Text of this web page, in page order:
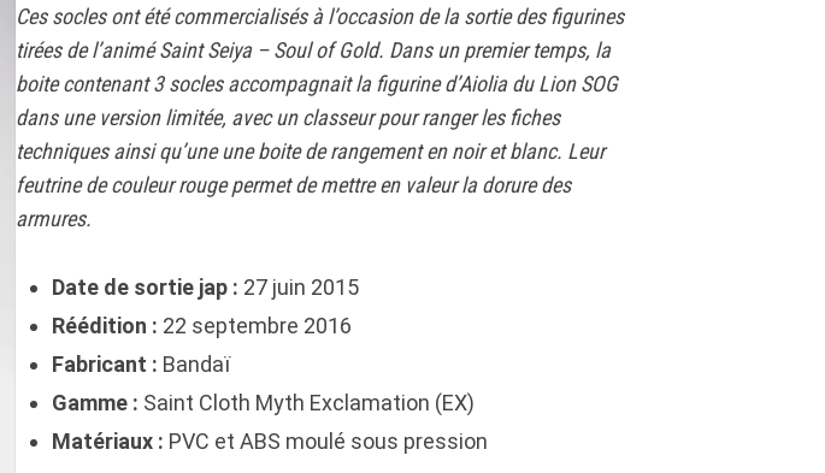
Ces socles ont été commercialisés à l’occasion de la sortie des figurines
tirées de l’animé Saint Seiya – Soul of Gold. Dans un premier temps, la
boite contenant 3 socles accompagnait la figurine d’Aiolia du Lion SOG
dans une version limitée, avec un classeur pour ranger les fiches
techniques ainsi qu’une une boite de rangement en noir et blanc. Leur
feutrine de couleur rouge permet de mettre en valeur la dorure des
armures.
Date de sortie jap : 27 juin 2015
Réédition : 22 septembre 2016
Fabricant : Bandaï
Gamme : Saint Cloth Myth Exclamation (EX)
Matériaux : PVC et ABS moulé sous pression